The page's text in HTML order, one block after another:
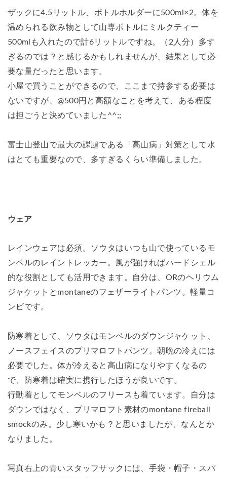
ザックに4.5リットル、ボトルホルダーに500ml×2。体を
温められる飲み物として山専ボトルにミルクティー
500mlも入れたので計6リットルですね。（2人分）多す
ぎるのでは？と感じるかもしれませんが、結果として必
要な量だったと思います。
小屋で買うことができるので、ここまで持参する必要は
ないですが、@500円と高額なことを考えて、ある程度
は担ごうと決めていました^^;;
富士山登山で最大の課題である「高山病」対策として水
はとても重要なので、多すぎるくらい準備しました。
ウェア
レインウェアは必須。ソウタはいつも山で使っているモ
ンベルのレイントレッカー。風が強ければハードシェル
的な役割としても活用できます。自分は、ORのヘリウム
ジャケットとmontaneのフェザーライトパンツ。軽量コ
ンビです。
防寒着として、ソウタはモンベルのダウンジャケット、
ノースフェイスのプリマロフトパンツ。朝晩の冷えには
必要でした。体が冷えると高山病になりやすくなるの
で、防寒着は確実に携行したほうが良いです。
行動着としてモンベルのフリースも着ています。自分は
ダウンではなく、プリマロフト素材のmontane fireball
smockのみ。少し寒いかも？と思いましたが、なんとか
なりました。
写真右上の青いスタッフサックには、手袋・帽子・スパ